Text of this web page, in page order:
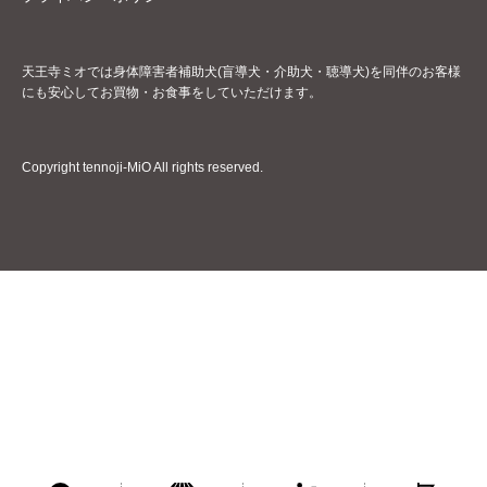
天王寺ミオでは身体障害者補助犬(盲導犬・介助犬・聴導犬)を同伴のお客様
にも安心してお買物・お食事をしていただけます。
Copyright tennoji-MiO All rights reserved.